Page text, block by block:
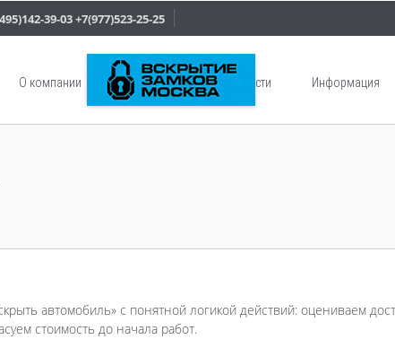
39-03+7(977)523-25-25
О компании Услуги Новости Информация
автомобиль» с понятной логикой действий: оцениваем
стоимость до начала работ.